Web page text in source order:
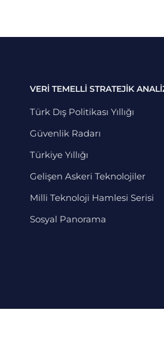
VERİ TEMELLİ STRATEJİK
Türk Dış Politikası Yıllığı
Güvenlik Radarı
Türkiye Yıllığı
Gelişen Askeri Teknolojiler
Milli Teknoloji Hamlesi Serisi
Sosyal Panorama